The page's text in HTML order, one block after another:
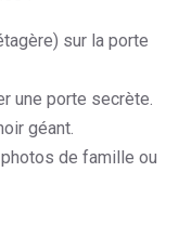
sur la porte
une porte secrète.
géant.
de famille ou